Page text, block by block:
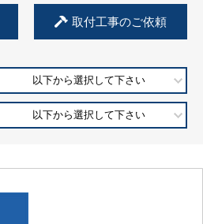
取付工事のご依頼
以下から選択して下さい
以下から選択して下さい